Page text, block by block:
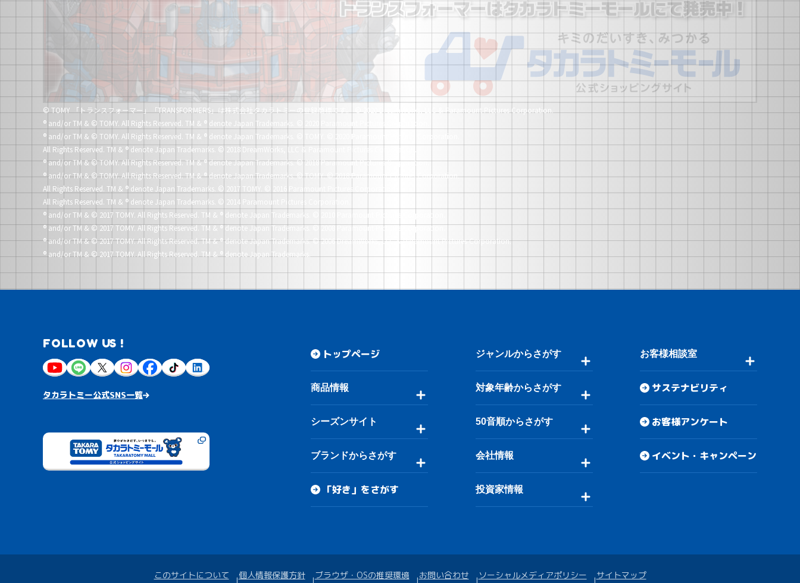
© TOMY 「トランスフォーマー」「TRANSFORMERS」は株式会社タカラトミーの登録商標です。
© 2020 DreamWorks, LLC & Paramount Pictures Corporation.
® and/or TM & © TOMY. All Rights Reserved. TM & ® denote Japan Trademarks.
© 2020 Paramount Pictures Corporation.
® and/or TM & © TOMY. All Rights Reserved. TM & ® denote Japan Trademarks.
© TOMY. © 2020 Paramount Pictures Corporation.
All Rights Reserved. TM & ® denote Japan Trademarks. © 2018 DreamWorks, LLC & Paramount Pictures Corporation.
®and/or TM & © TOMY. All Rights Reserved. TM &®denote Japan Trademarks.© 2018 Paramount Pictures Corporation.
®and/or TM & © TOMY. All Rights Reserved. TM &®denote Japan Trademarks.© TOMY. © 2018 Paramount Pictures Corporation.
All Rights Reserved. TM & ® denote Japan Trademarks. © 2017 TOMY. © 2016 Paramount Pictures Corporation.
All Rights Reserved. TM & ® denote Japan Trademarks. © 2014 Paramount Pictures Corporation.
® and/or TM & © 2017 TOMY. All Rights Reserved. TM & ® denote Japan Trademarks.
© 2010 Paramount Pictures Corporation.
®and/or TM & © 2017 TOMY. All Rights Reserved. TM &®denote Japan Trademarks.© 2008 Paramount Pictures Corporation.
®and/or TM & © 2017 TOMY. All Rights Reserved. TM &®denote Japan Trademarks.© 2006 DreamWorks, LLC & Paramount Pictures Corporation.
® and/or TM & © 2017 TOMY. All Rights Reserved. TM & ® denote Japan Trademarks.
FOLLOW US !
タカラトミー公式SNS一覧
トップページ
商品情報
シーズンサイト
ブランドからさがす
「好き」をさがす
ジャンルからさがす
対象年齢からさがす
50音順からさがす
会社情報
投資家情報
お客様相談室
サステナビリティ
お客様アンケート
イベント・キャンペーン
このサイトについて 個人情報保護方針 ブラウザ・OSの推奨環境 お問い合わせ ソーシャルメディアポリシー サイトマップ